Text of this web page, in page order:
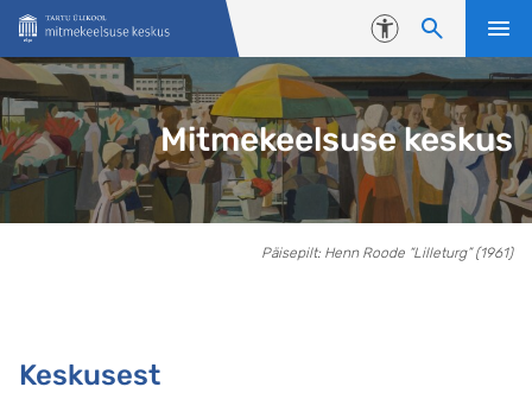
Liigu edasi põhisisu juurde
Juurdepääsetavus
Mitmekeelsuse keskus
Päisepilt: Henn Roode “Lilleturg” (1961)
Keskusest